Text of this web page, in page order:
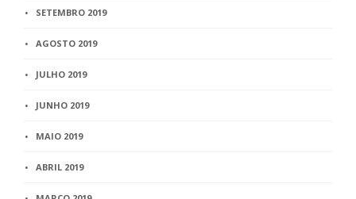
SETEMBRO 2019
AGOSTO 2019
JULHO 2019
JUNHO 2019
MAIO 2019
ABRIL 2019